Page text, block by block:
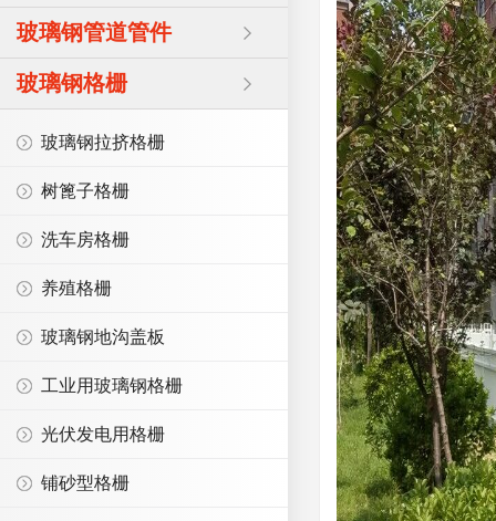
玻璃钢管道管件
玻璃钢格栅
玻璃钢拉挤格栅
树篦子格栅
洗车房格栅
养殖格栅
玻璃钢地沟盖板
工业用玻璃钢格栅
光伏发电用格栅
铺砂型格栅